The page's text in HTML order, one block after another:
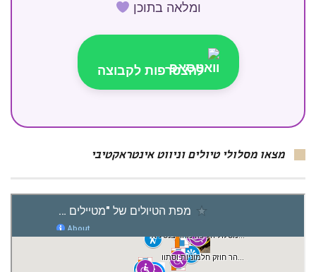
ומלאה בתוכן
להצטרפות לקבוצה
מצאו מסלולי טיולים וניווט אינטראקטיבי